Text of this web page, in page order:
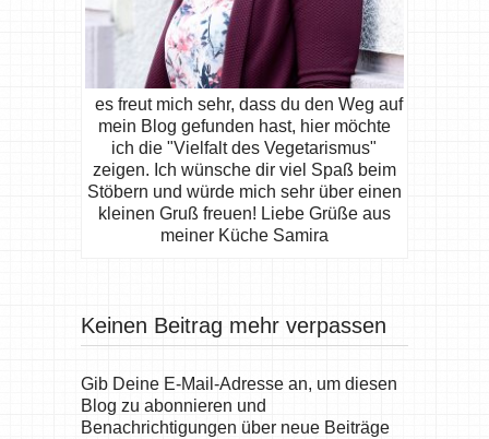
es freut mich sehr, dass du den Weg auf
mein Blog gefunden hast, hier möchte
ich die "Vielfalt des Vegetarismus"
zeigen. Ich wünsche dir viel Spaß beim
Stöbern und würde mich sehr über einen
kleinen Gruß freuen! Liebe Grüße aus
meiner Küche Samira
Keinen Beitrag mehr verpassen
Gib Deine E-Mail-Adresse an, um diesen
Blog zu abonnieren und
Benachrichtigungen über neue Beiträge